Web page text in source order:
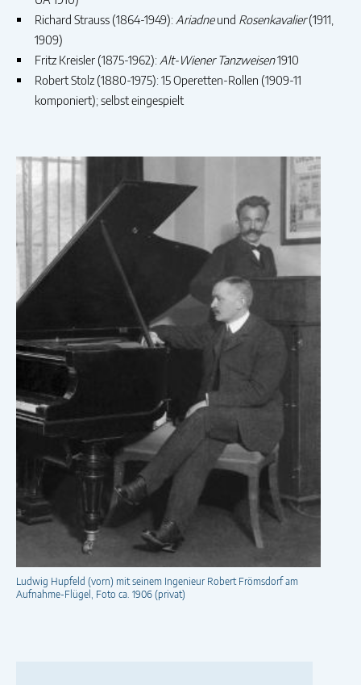
Richard Strauss (1864-1949): Ariadneund Rosenkavalier(1911,
1909)
Fritz Kreisler (1875-1962): Alt-Wiener Tanzweisen1910
Robert Stolz (1880-1975): 15 Operetten-Rollen (1909-11
komponiert); selbst eingespielt
Ludwig Hupfeld (vorn) mit seinem Ingenieur Robert Frömsdorf am
Aufnahme-Flügel, Foto ca. 1906 (privat)